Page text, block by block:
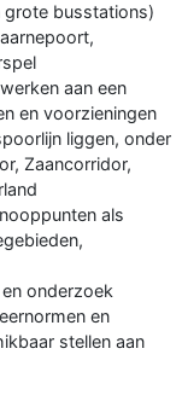
grote busstations)
aan een
en voorzieningen
liggen, onder
Zaancorridor,
als
onderzoek
en
stellen aan